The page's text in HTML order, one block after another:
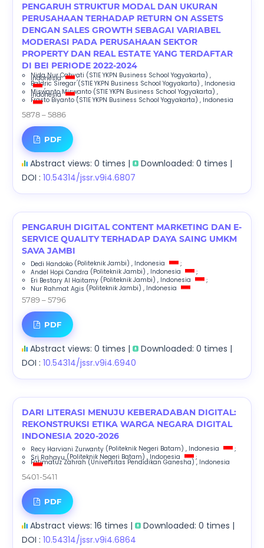
PENGARUH STRUKTUR MODAL DAN UKURAN
PERUSAHAAN TERHADAP RETURN ON ASSETS
DENGAN SALES GROWTH SEBAGAI VARIABEL
MODERASI PADA PERUSAHAAN SEKTOR
PROPERTY DAN REAL ESTATE YANG TERDAFTAR
DI BEI PERIODE 2022-2024
Nida Nur Cahyati (STIE YKPN Business School Yogyakarta) ,
Indonesia ;
Baldric Siregar(STIE YKPN Business School Yogyakarta) , Indonesia
;
Miswanto Miswanto (STIE YKPN Business School Yogyakarta) ,
Indonesia ;
Frasto Biyanto (STIE YKPN Business School Yogyakarta) , Indonesia
5878 – 5886
PDF
Abstract views: 0 times |
Downloaded: 0 times |
DOI : 10.54314/jssr.v9i4.6807
PENGARUH DIGITAL CONTENT MARKETING DAN E-
SERVICE QUALITY TERHADAP DAYA SAING UMKM
SAVA JAMBI
Dedi Handoko (Politeknik Jambi) , Indonesia
;
Andel Hopi Candra (Politeknik Jambi) , Indonesia
;
Eri Bestary Al Haitamy (Politeknik Jambi) , Indonesia
;
Nur Rahmat Agis (Politeknik Jambi) , Indonesia
5789 – 5796
PDF
Abstract views: 0 times |
Downloaded: 0 times |
DOI : 10.54314/jssr.v9i4.6940
DARI LITERASI MENUJU KEBERADABAN DIGITAL:
REKONSTRUKSI ETIKA WARGA NEGARA DIGITAL
INDONESIA 2020-2026
Recy Harviani Zurwanty (Politeknik Negeri Batam) , Indonesia
;
Sri Rahayu (Politeknik Negeri Batam) , Indonesia ;
Fatimatuz Zahrah(Universitas Pendidikan Ganesha) , Indonesia
5401-5411
PDF
Abstract views: 16 times |
Downloaded: 0 times |
DOI : 10.54314/jssr.v9i4.6864